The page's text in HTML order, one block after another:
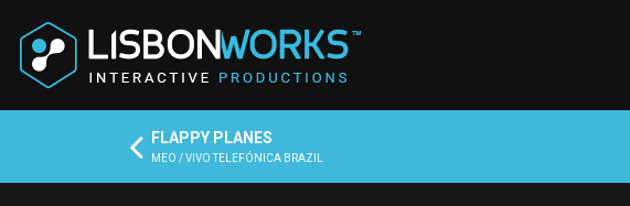
FLAPPY PLANES
MEO / VIVO TELEFÓNICA BRAZIL